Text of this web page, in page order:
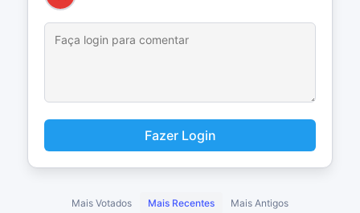
Fazer Login
Mais Votados Mais Recentes Mais Antigos